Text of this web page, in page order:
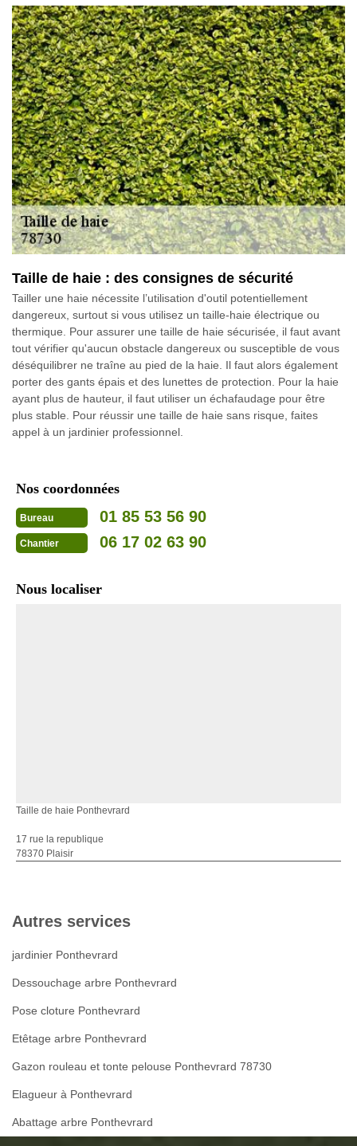
Taille de haie : des consignes de sécurité
Tailler une haie nécessite l’utilisation d'outil potentiellement
dangereux, surtout si vous utilisez un taille-haie électrique ou
thermique. Pour assurer une taille de haie sécurisée, il faut avant
tout vérifier qu'aucun obstacle dangereux ou susceptible de vous
déséquilibrer ne traîne au pied de la haie. Il faut alors également
porter des gants épais et des lunettes de protection. Pour la haie
ayant plus de hauteur, il faut utiliser un échafaudage pour être
plus stable. Pour réussir une taille de haie sans risque, faites
appel à un jardinier professionnel.
Nos coordonnées
Bureau 01 85 53 56 90
Chantier 06 17 02 63 90
Nous localiser
Taille de haie Ponthevrard
17 rue la republique
78370 Plaisir
Autres services
jardinier Ponthevrard
Dessouchage arbre Ponthevrard
Pose cloture Ponthevrard
Etêtage arbre Ponthevrard
Gazon rouleau et tonte pelouse Ponthevrard 78730
Elagueur à Ponthevrard
Abattage arbre Ponthevrard